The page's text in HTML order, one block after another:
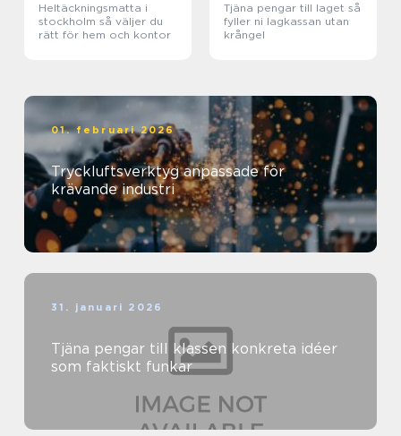
Heltäckningsmatta i
stockholm så väljer du
rätt för hem och kontor
Tjäna pengar till laget så
fyller ni lagkassan utan
krångel
01. februari 2026
Tryckluftsverktyg anpassade för
krävande industri
31. januari 2026
Tjäna pengar till klassen konkreta idéer
som faktiskt funkar